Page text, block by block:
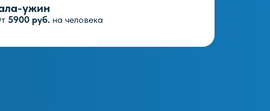
ужин
5900 руб. на человека